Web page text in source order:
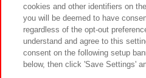
©Bandai Namco
cookies and other identifiers on
you will be deemed to have
regardless of the opt-out
understand and agree to this
consent on the following setup
below, then click 'Save Settings'